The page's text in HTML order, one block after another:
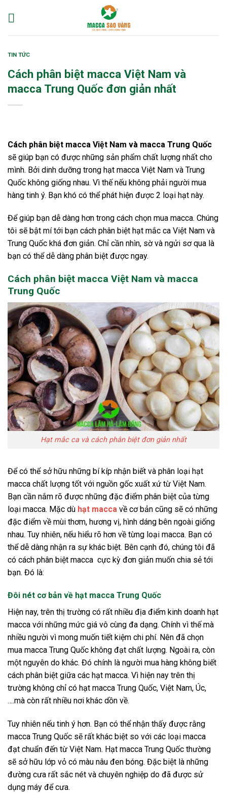
TIN TỨC
Cách phân biệt macca Việt Nam và
macca Trung Quốc đơn giản nhất
Cách phân biệt macca Việt Nam và macca Trung Quốc
sẽ giúp bạn có được những sản phẩm chất lượng nhất cho
mình. Bởi dinh dưỡng trong hạt macca Việt Nam và Trung
Quốc không giống nhau. Vì thế nếu không phải người mua
hàng tinh ý. Bạn khó có thể phát hiện được 2 loại hạt này.
Để giúp bạn dễ dàng hơn trong cách chọn mua macca. Chúng
tôi sẽ bật mí tới bạn cách phân biệt hạt mắc ca Việt Nam và
Trung Quốc khá đơn giản. Chỉ cần nhìn, sờ và ngửi sơ qua là
bạn có thể dễ dàng phân biệt được ngay.
Cách phân biệt macca Việt Nam và macca
Trung Quốc
Hạt mắc ca và cách phân biệt đơn giản nhất
Để có thể sở hữu những bí kíp nhận biết và phân loại hạt
macca chất lượng tốt với nguồn gốc xuất xứ từ Việt Nam.
Bạn cần nắm rõ được những đặc điểm phân biệt của từng
loại macca. Mặc dù hạt macca về cơ bản cũng sẽ có những
đặc điểm về mùi thơm, hương vị, hình dáng bên ngoài giống
nhau. Tuy nhiên, nếu hiểu rõ hơn về từng loại macca. Bạn có
thể dễ dàng nhận ra sự khác biệt. Bên cạnh đó, chúng tôi đã
có cách phân biệt macca cực kỳ đơn giản muốn chia sẻ tới
bạn. Đó là:
Đôi nét cơ bản về hạt macca Trung Quốc
Hiện nay, trên thị trường có rất nhiều địa điểm kinh doanh hạt
macca với những mức giá vô cùng đa dạng. Chính vì thế mà
nhiều người vì mong muốn tiết kiệm chi phí. Nên đã chọn
mua macca Trung Quốc không đạt chất lượng. Ngoài ra, còn
một nguyên do khác. Đó chính là người mua hàng không biết
cách phân biệt giữa các hạt macca. Vì hiện nay trên thị
trường không chỉ có hạt macca Trung Quốc, Việt Nam, Úc,
….mà còn rất nhiều nơi khác dồn về.
Tuy nhiên nếu tinh ý hơn. Bạn có thể nhận thấy được rằng
macca Trung Quốc sẽ rất khác biệt so với các loại macca
đạt chuẩn đến từ Việt Nam. Hạt macca Trung Quốc thường
sẽ sở hữu lớp vỏ có màu nâu đen bóng. Đặc biệt là những
đường cưa rất sắc nét và chuyên nghiệp do đã được sử
dụng máy để cưa.